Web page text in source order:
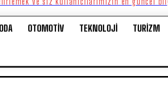
OTOMOTİV TEKNOLOJİ TURİZM